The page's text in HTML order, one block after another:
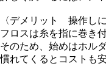
〈デメリット 操作しに
フロスは糸を指に巻き
そのため、始めはホル
慣れてくるとコストも